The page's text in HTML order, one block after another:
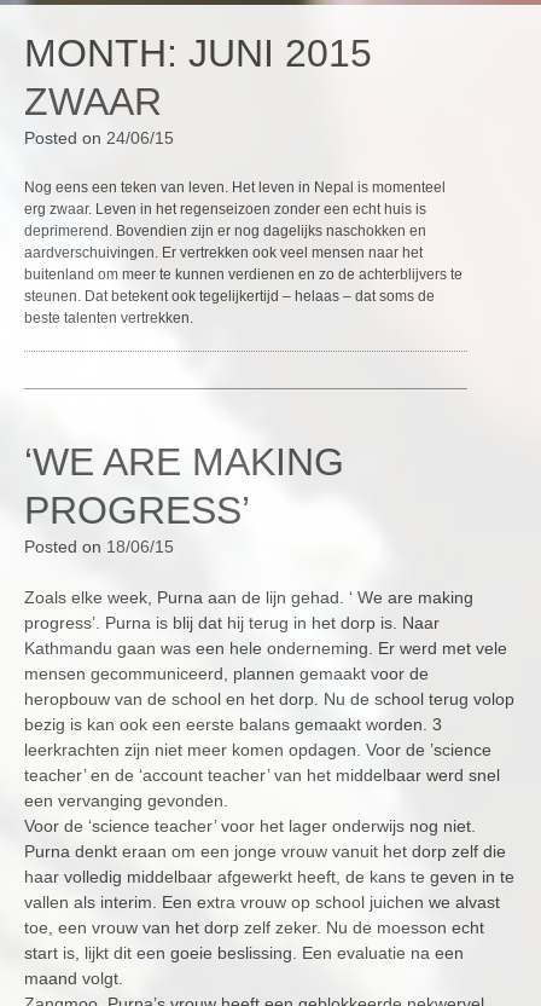
MONTH: JUNI 2015
ZWAAR
Posted on 24/06/15
Nog eens een teken van leven. Het leven in Nepal is momenteel
erg zwaar. Leven in het regenseizoen zonder een echt huis is
deprimerend. Bovendien zijn er nog dagelijks naschokken en
aardverschuivingen. Er vertrekken ook veel mensen naar het
buitenland om meer te kunnen verdienen en zo de achterblijvers te
steunen. Dat betekent ook tegelijkertijd – helaas – dat soms de
beste talenten vertrekken.
‘WE ARE MAKING
PROGRESS’
Posted on 18/06/15
Zoals elke week, Purna aan de lijn gehad. ‘ We are making
progress’. Purna is blij dat hij terug in het dorp is. Naar
Kathmandu gaan was een hele onderneming. Er werd met vele
mensen gecommuniceerd, plannen gemaakt voor de
heropbouw van de school en het dorp. Nu de school terug volop
bezig is kan ook een eerste balans gemaakt worden. 3
leerkrachten zijn niet meer komen opdagen. Voor de ’science
teacher’ en de ‘account teacher’ van het middelbaar werd snel
een vervanging gevonden.
Voor de ‘science teacher’ voor het lager onderwijs nog niet.
Purna denkt eraan om een jonge vrouw vanuit het dorp zelf die
haar volledig middelbaar afgewerkt heeft, de kans te geven in te
vallen als interim. Een extra vrouw op school juichen we alvast
toe, een vrouw van het dorp zelf zeker. Nu de moesson echt
start is, lijkt dit een goeie beslissing. Een evaluatie na een
maand volgt.